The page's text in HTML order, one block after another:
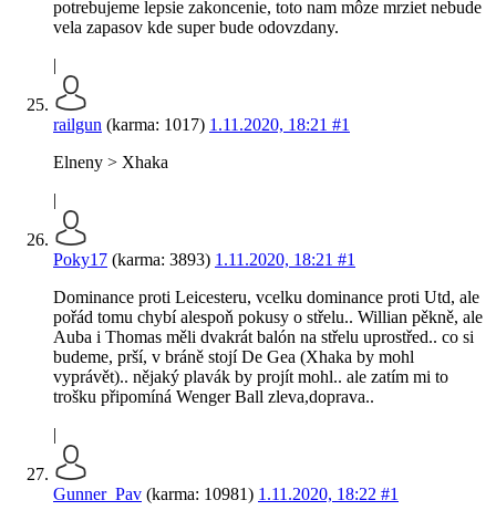
potrebujeme lepsie zakoncenie, toto nam môze mrziet nebude
vela zapasov kde super bude odovzdany.
|
railgun (karma: 1017) 1.11.2020, 18:21 #1
Elneny > Xhaka
|
Poky17 (karma: 3893) 1.11.2020, 18:21 #1
Dominance proti Leicesteru, vcelku dominance proti Utd, ale
pořád tomu chybí alespoň pokusy o střelu.. Willian pěkně, ale
Auba i Thomas měli dvakrát balón na střelu uprostřed.. co si
budeme, prší, v bráně stojí De Gea (Xhaka by mohl
vyprávět).. nějaký plavák by projít mohl.. ale zatím mi to
trošku připomíná Wenger Ball zleva,doprava..
|
Gunner_Pav (karma: 10981) 1.11.2020, 18:22 #1